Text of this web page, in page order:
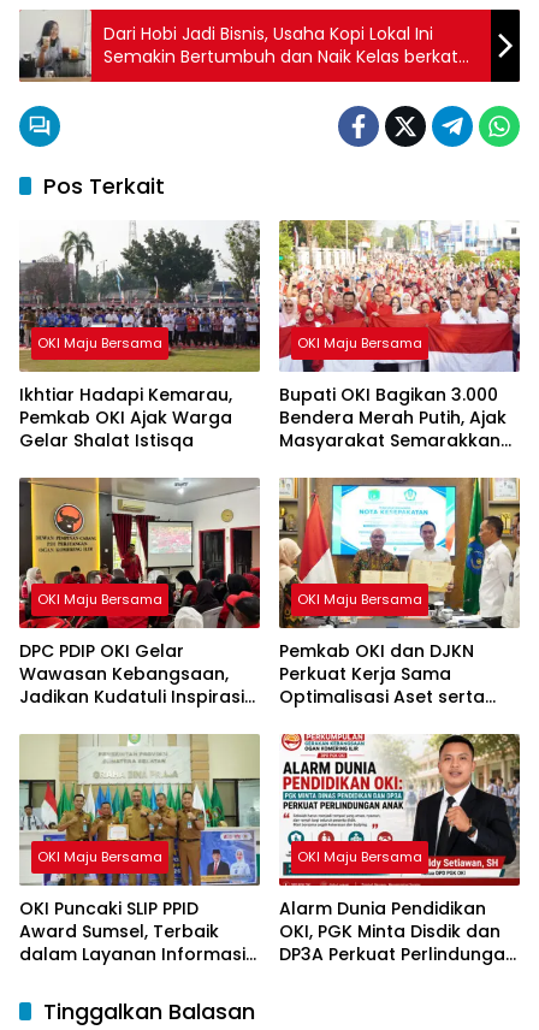
Dari Hobi Jadi Bisnis, Usaha Kopi Lokal Ini
Semakin Bertumbuh dan Naik Kelas berkat
Pendampingan BRI
Pos Terkait
OKI Maju Bersama
Ikhtiar Hadapi Kemarau,
Pemkab OKI Ajak Warga
Gelar Shalat Istisqa
OKI Maju Bersama
Bupati OKI Bagikan 3.000
Bendera Merah Putih, Ajak
Masyarakat Semarakkan
OKI Maju Bersama
DPC PDIP OKI Gelar
Wawasan Kebangsaan,
Jadikan Kudatuli Inspirasi
OKI Maju Bersama
Pemkab OKI dan DJKN
Perkuat Kerja Sama
Optimalisasi Aset serta
OKI Maju Bersama
OKI Puncaki SLIP PPID
Award Sumsel, Terbaik
dalam Layanan Informasi
OKI Maju Bersama
Alarm Dunia Pendidikan
OKI, PGK Minta Disdik dan
DP3A Perkuat Perlindungan
Tinggalkan Balasan